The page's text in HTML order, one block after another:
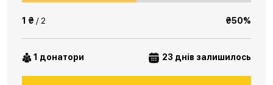
1 ₴ / 2 ₴50%
1 донатори 23 днів залишилось